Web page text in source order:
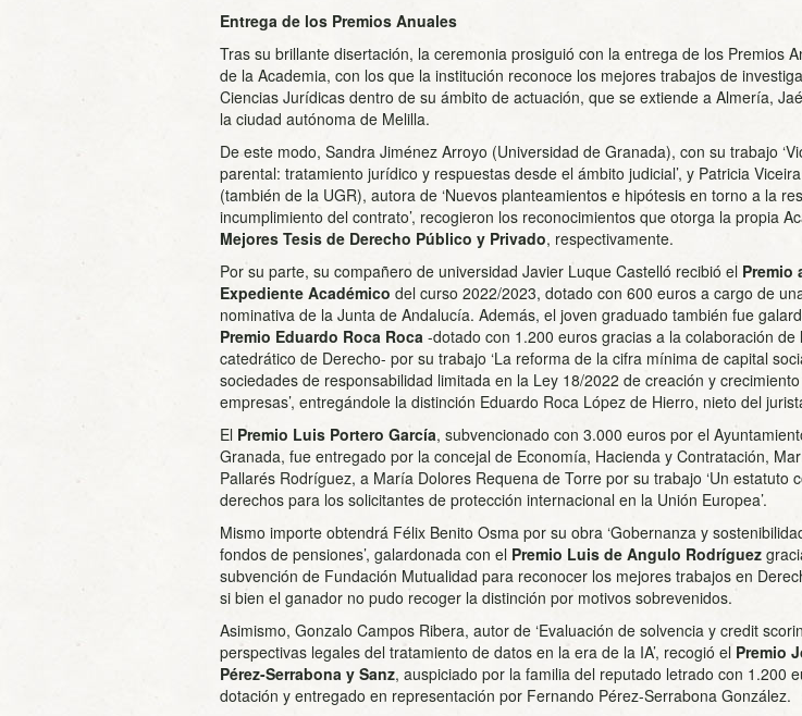
Entrega de los Premios Anuales
Tras su brillante disertación, la ceremonia prosiguió con la entrega de los Premios
de la Academia, con los que la institución reconoce los mejores trabajos de
Ciencias Jurídicas dentro de su ámbito de actuación, que se extiende a Almería,
la ciudad autónoma de Melilla.
De este modo, Sandra Jiménez Arroyo (Universidad de Granada), con su trabajo
parental: tratamiento jurídico y respuestas desde el ámbito judicial’, y Patricia
(también de la UGR), autora de ‘Nuevos planteamientos e hipótesis en torno a la
incumplimiento del contrato’, recogieron los reconocimientos que otorga la propia
Mejores Tesis de Derecho Público y Privado, respectivamente.
Por su parte, su compañero de universidad Javier Luque Castelló recibió el Premio
Expediente Académico del curso 2022/2023, dotado con 600 euros a cargo de
nominativa de la Junta de Andalucía. Además, el joven graduado también fue
Premio Eduardo Roca Roca -dotado con 1.200 euros gracias a la colaboración de
catedrático de Derecho- por su trabajo ‘La reforma de la cifra mínima de capital
sociedades de responsabilidad limitada en la Ley 18/2022 de creación y
empresas’, entregándole la distinción Eduardo Roca López de Hierro, nieto del
El Premio Luis Portero García, subvencionado con 3.000 euros por el
Granada, fue entregado por la concejal de Economía, Hacienda y Contratación,
Pallarés Rodríguez, a María Dolores Requena de Torre por su trabajo ‘Un estatuto
derechos para los solicitantes de protección internacional en la Unión Europea’.
Mismo importe obtendrá Félix Benito Osma por su obra ‘Gobernanza y
fondos de pensiones’, galardonada con el Premio Luis de Angulo Rodríguez
subvención de Fundación Mutualidad para reconocer los mejores trabajos en
si bien el ganador no pudo recoger la distinción por motivos sobrevenidos.
Asimismo, Gonzalo Campos Ribera, autor de ‘Evaluación de solvencia y credit
perspectivas legales del tratamiento de datos en la era de la IA’, recogió el Premio
Pérez-Serrabona y Sanz, auspiciado por la familia del reputado letrado con 1.200
dotación y entregado en representación por Fernando Pérez-Serrabona González.